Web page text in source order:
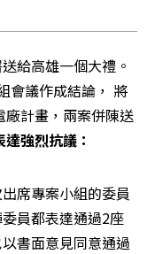
給高雄一個大禮。
會議作成結論， 將
計畫，兩案併陳送
強烈抗議：
席專案小組的委員
員都表達通過2座
書面意見同意通過